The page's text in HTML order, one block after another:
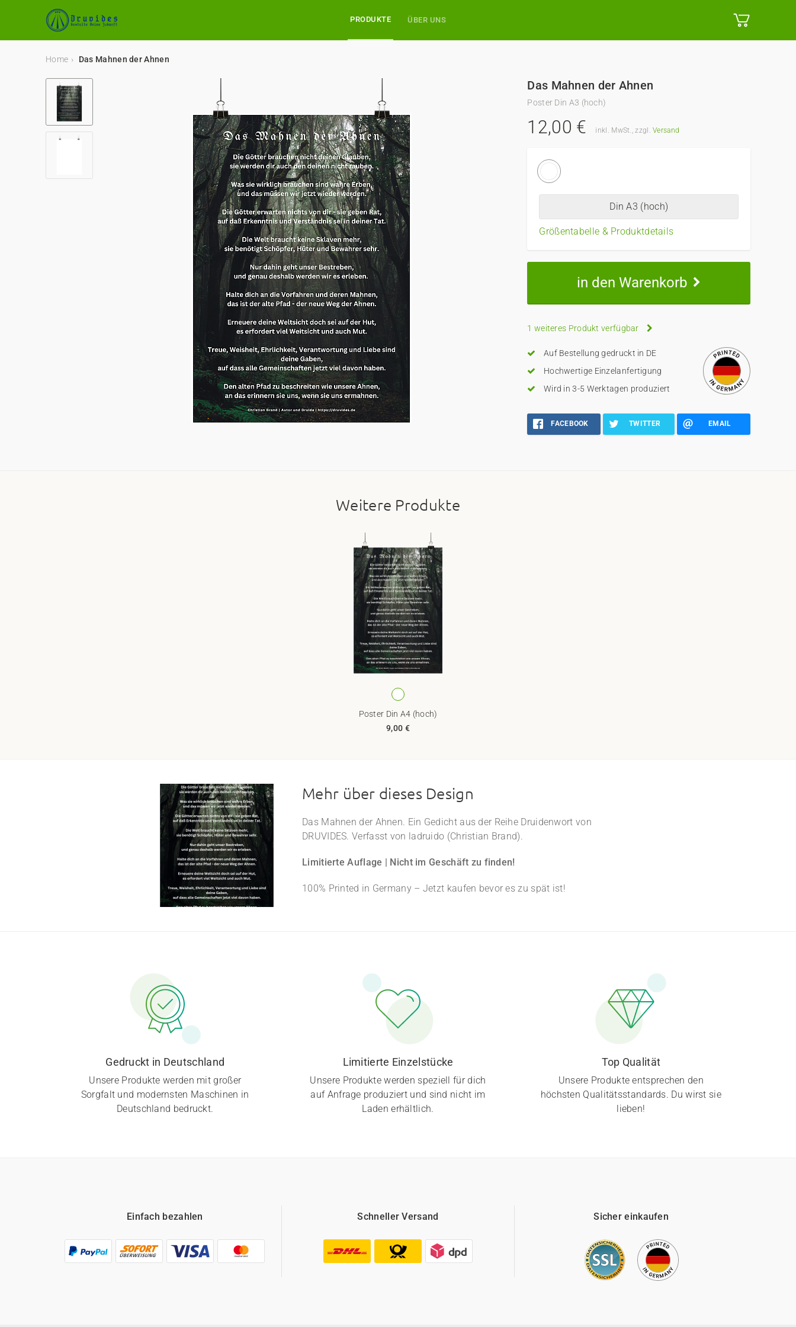
PRODUKTE ÜBER UNS
Home Das Mahnen der Ahnen
Das Mahnen der Ahnen
Poster Din A3 (hoch)
12,00 € inkl. MwSt., zzgl.Versand
Din A3 (hoch)
Größentabelle & Produktdetails
in den Warenkorb
1 weiteres Produkt verfügbar
Auf Bestellung gedruckt in DE
Hochwertige Einzelanfertigung
Wird in 3-5 Werktagen produziert
FACEBOOK TWITTER EMAIL
Weitere Produkte
Poster Din A4 (hoch)
9,00 €
Mehr über dieses Design
Das Mahnen der Ahnen. Ein Gedicht aus der Reihe Druidenwort von
DRUVIDES. Verfasst von ladruido (Christian Brand).
Limitierte Auflage | Nicht im Geschäft zu finden!
100% Printed in Germany – Jetzt kaufen bevor es zu spät ist!
Gedruckt in Deutschland
Unsere Produkte werden mit großer
Sorgfalt und modernsten Maschinen in
Deutschland bedruckt.
Limitierte Einzelstücke
Unsere Produkte werden speziell für dich
auf Anfrage produziert und sind nicht im
Laden erhältlich.
Top Qualität
Unsere Produkte entsprechen den
höchsten Qualitätsstandards. Du wirst sie
lieben!
Einfach bezahlen Schneller Versand Sicher einkaufen